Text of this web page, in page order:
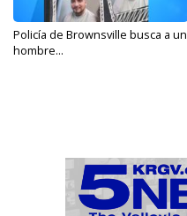
Policía de Brownsville busca a un
hombre...